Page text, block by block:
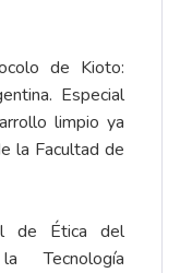
de Kioto:
Especial
limpio ya
la Facultad de
de Ética del
Tecnología